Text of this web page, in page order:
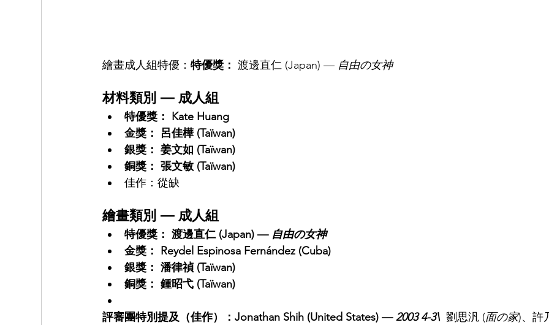
繪畫成人組特優：特優獎： 渡邊直仁 (Japan) — 自由の女神
材料類別 — 成人組
特優獎： Kate Huang
金獎： 呂佳樺 (Taïwan)
銀獎： 姜文如 (Taïwan)
銅獎： 張文敏 (Taïwan)
佳作：從缺
繪畫類別 — 成人組
特優獎： 渡邊直仁 (Japan) — 自由の女神
金獎： Reydel Espinosa Fernández (Cuba)
銀獎： 潘律禎 (Taïwan)
銅獎： 鍾昭弋 (Taïwan)
評審團特別提及（佳作）：Jonathan Shih (United States) — 2003 4-3\ 劉思汎 (面の家)、許